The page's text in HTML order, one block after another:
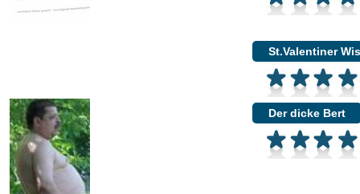
St.Valentiner
Der dicke Bert